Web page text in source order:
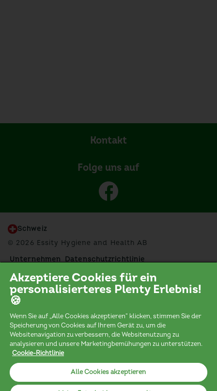
Kontakt
Folge uns auf
Schweiz
© 2026 Essity Hygiene and Health AB
Unternehmen
Datenschutzrichtlinie
Disclaimer Kontakt Sitemap Impressum
Erklärung zur Barrierefreiheit Cookie-Präferenzen
Essity ist ein global führendes Hygiene- und
Gesundheitsunternehmen. Jeden Tag nutzen eine
Milliarde Menschen weltweit unsere Produkte und
Lösungen. Wir wollen Grenzen überwinden - für mehr
Wohlbefinden bei Verbraucher*innen, Patient*innen,
Akzeptiere Cookies für ein
personalisierteres Plenty Erlebnis!
🍪
Wenn Sie auf „Alle Cookies akzeptieren“ klicken, stimmen Sie der
Speicherung von Cookies auf Ihrem Gerät zu, um die
Websitenavigation zu verbessern, die Websitenutzung zu
analysieren und unsere Marketingbemühungen zu unterstützen.
Cookie-Richtlinie
Alle Cookies akzeptieren